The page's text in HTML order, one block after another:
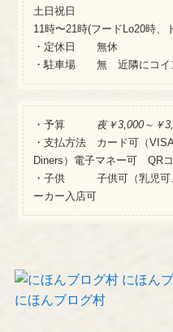
土日祝日
11時〜21時(フードLo20時、
・定休日 無休
・駐車場 無 近隣にコイ
・予算 夜￥3,000～￥
・支払方法 カード可（
Diners）電子マネー可 QR
・子供 子供可（乳児可、
ーカー入店可
にほんブログ村